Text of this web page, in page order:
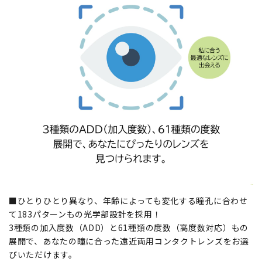
■ひとりひとり異なり、年齢によっても変化する瞳孔に合わせ
て183パターンもの光学部設計を採用！
3種類の加入度数（ADD）と61種類の度数（高度数対応）もの
展開で、あなたの瞳に合った遠近両用コンタクトレンズをお選
びいただけます。